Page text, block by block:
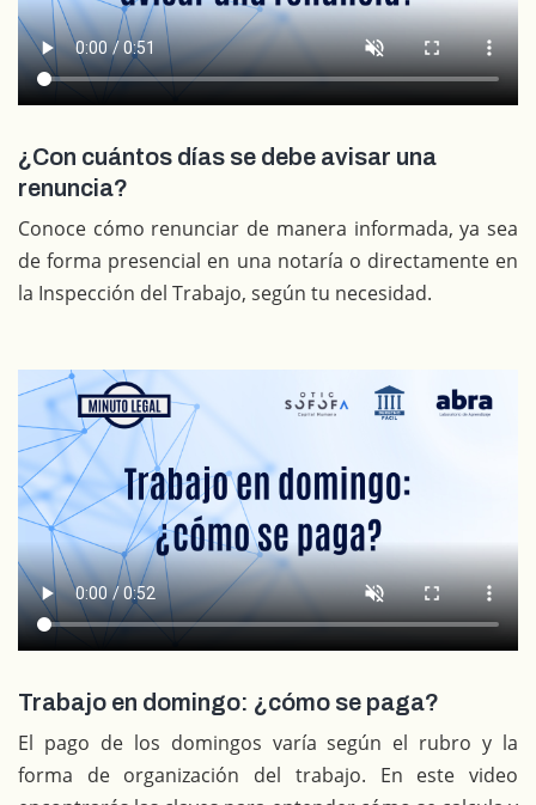
¿Con cuántos días se debe avisar una
renuncia?
Conoce cómo renunciar de manera informada, ya sea
de forma presencial en una notaría o directamente en
la Inspección del Trabajo, según tu necesidad.
Trabajo en domingo: ¿cómo se paga?
El pago de los domingos varía según el rubro y la
forma de organización del trabajo. En este video